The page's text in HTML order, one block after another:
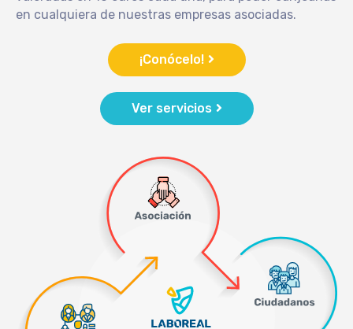
en cualquiera de nuestras empresas asociadas.
¡Conócelo!
Ver servicios